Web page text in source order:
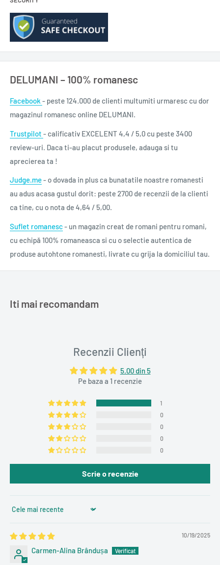
MOD UTILIZARE
Răsuciţi capacul pulverizatorului din poziţia OFF în poziţia ON.
cu o lavetă uscată, preferabil din bumbac.
Precauții: A se păstra sub cheie şi a nu se lăsa la îndemâna
copiilor. A se evita contactul cu ochii. La contactul cu ochii, se
amesteca cu alte produse de curăţat.
LISTĂ INGREDIENTE
Aqua, Isopropyl Alcohol, Parfum, Sodium Laureth Sulfate,
Magnesium Sulfate, Glycerin, Benzisothiazolinone,
Methylisothiazolinone, Chamomilla Recutita Flower Extract
Potassium Sorbate, Sodium Benzoate
Rareori lista de ingrediente poate fi modificată. Consultă
ingredientele listate pe eticheta produsului achiziționat.
DELUMANI – 100% romanesc
Facebook - peste 124.000 de clienti multumiti urmaresc cu dor
magazinul romanesc online DELUMANI.
Trustpilot - calificativ EXCELENT 4,4 / 5,0 cu peste 3400
review-uri. Daca ti-au placut produsele, adauga si tu
aprecierea ta !
Judge.me- o dovada in plus ca bunatatile noastre romanesti
au adus acasa gustul dorit: peste 2700 de recenzii de la clienti
ca tine, cu o nota de 4,64 / 5,00.
Suflet romanesc- un magazin creat de romani pentru romani,
cu echipă 100% romaneasca si cu o selectie autentica de
produse autohtone romanesti, livrate cu grija la domiciliul tau.
Iti mai recomandam
Recenzii Clienți
5.00 din 5
Pe baza a 1 recenzie
1
0
0
0
0
Scrie o recenzie
Sort by
10/19/2025
Carmen-Alina Brândușa